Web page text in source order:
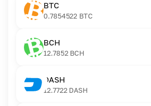
BTC
0.7854522 BTC
BCH
12.7852 BCH
DASH
12.7722 DASH